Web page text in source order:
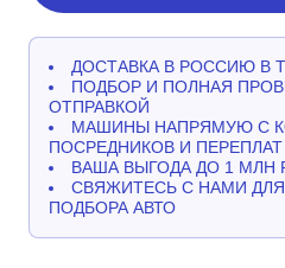
ДОСТАВКА В РОССИЮ В
ПОДБОР И ПОЛНАЯ
ОТПРАВКОЙ
МАШИНЫ НАПРЯМУЮ С
ПОСРЕДНИКОВ И ПЕРЕПЛАТ
ВАША ВЫГОДА ДО 1 МЛН
СВЯЖИТЕСЬ С НАМИ
ПОДБОРА АВТО